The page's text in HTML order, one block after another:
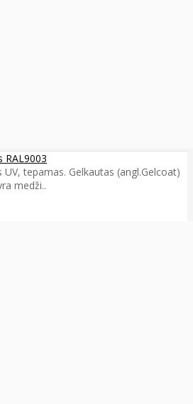
RAL9003
tepamas. Gelkautas (angl.Gelcoat)
medži..